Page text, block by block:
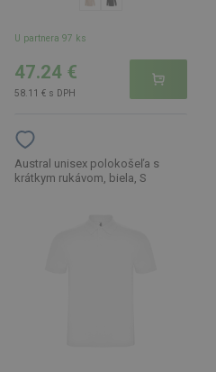
U partnera 97 ks
47.24 €
58.11 € s DPH
Austral unisex polokošeľa s
krátkym rukávom, biela, S